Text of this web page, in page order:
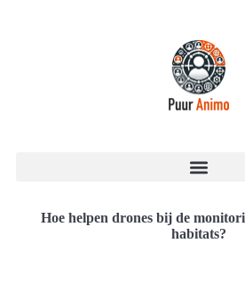
Hoe helpen drones bij de
habitats?